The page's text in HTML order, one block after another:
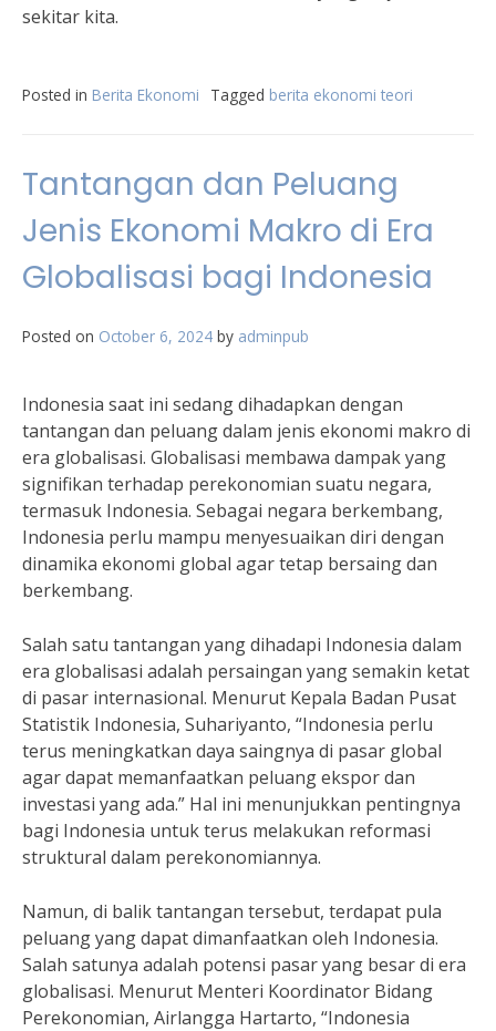
sekitar kita.
Posted in Berita Ekonomi Tagged berita ekonomi teori
Tantangan dan Peluang
Jenis Ekonomi Makro di Era
Globalisasi bagi Indonesia
Posted on October 6, 2024 by adminpub
Indonesia saat ini sedang dihadapkan dengan
tantangan dan peluang dalam jenis ekonomi makro di
era globalisasi. Globalisasi membawa dampak yang
signifikan terhadap perekonomian suatu negara,
termasuk Indonesia. Sebagai negara berkembang,
Indonesia perlu mampu menyesuaikan diri dengan
dinamika ekonomi global agar tetap bersaing dan
berkembang.
Salah satu tantangan yang dihadapi Indonesia dalam
era globalisasi adalah persaingan yang semakin ketat
di pasar internasional. Menurut Kepala Badan Pusat
Statistik Indonesia, Suhariyanto, “Indonesia perlu
terus meningkatkan daya saingnya di pasar global
agar dapat memanfaatkan peluang ekspor dan
investasi yang ada.” Hal ini menunjukkan pentingnya
bagi Indonesia untuk terus melakukan reformasi
struktural dalam perekonomiannya.
Namun, di balik tantangan tersebut, terdapat pula
peluang yang dapat dimanfaatkan oleh Indonesia.
Salah satunya adalah potensi pasar yang besar di era
globalisasi. Menurut Menteri Koordinator Bidang
Perekonomian, Airlangga Hartarto, “Indonesia